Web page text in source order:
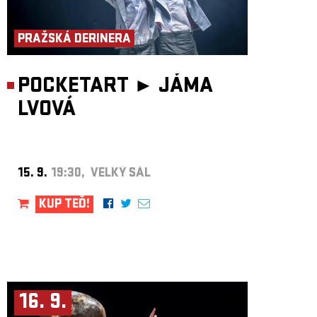
PRAŽSKÁ DERINERA
POCKETART ► JÁMA
LVOVÁ
15. 9. 19:30, VELKÝ SÁL
KUP TEĎ!
16. 9.